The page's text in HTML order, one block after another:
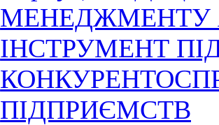
МЕНЕДЖМЕНТУ
ІНСТРУМЕНТ
ПІДПРИЄМСТВ